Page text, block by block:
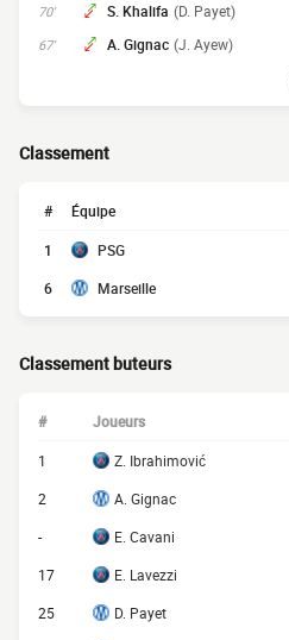
70' S. Khalifa (D. Payet)
67' A. Gignac (J. Ayew)
Classement
# Équipe
1 PSG
6
Marseille
Classement buteurs
# Joueurs
1 Z. Ibrahimović
2
A. Gignac
-
E. Cavani
17
E. Lavezzi
25
D. Payet